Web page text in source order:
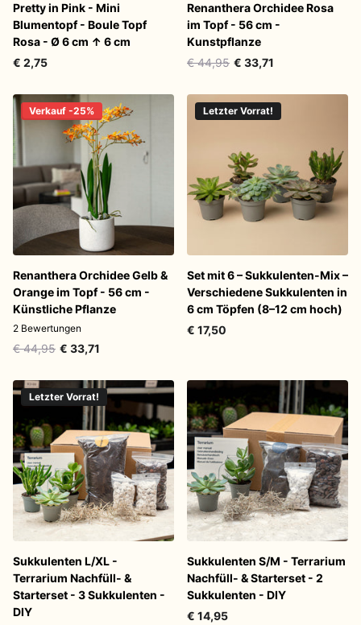
Pretty in Pink - Mini
Blumentopf - Boule Topf
Rosa - Ø 6 cm ↑ 6 cm
€ 2,75
Renanthera Orchidee Rosa
im Topf - 56 cm -
Kunstpflanze
€ 44,95 € 33,71
Verkauf -25%
Renanthera Orchidee Gelb &
Orange im Topf - 56 cm -
Künstliche Pflanze
2 Bewertungen
€ 44,95 € 33,71
Letzter Vorrat!
Set mit 6 – Sukkulenten-Mix –
Verschiedene Sukkulenten in
6 cm Töpfen (8–12 cm hoch)
€ 17,50
Letzter Vorrat!
Sukkulenten L/XL -
Terrarium Nachfüll- &
Starterset - 3 Sukkulenten -
DIY
Sukkulenten S/M - Terrarium
Nachfüll- & Starterset - 2
Sukkulenten - DIY
€ 14,95